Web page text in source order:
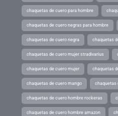
chaquetas de cuero para hombre
chaquetas de cuero negras para hombre
chaquetas de cuero negra chaquetas
chaquetas de cuero mujer stradivarius
chaquetas de cuero mujer chaquetas
chaquetas de cuero mango chaquetas
chaquetas de cuero hombre rockeras
chaquetas de cuero hombre amazon